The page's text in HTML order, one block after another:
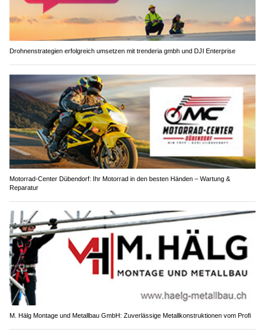
Drohnenstrategien erfolgreich umsetzen mit trenderia gmbh und DJI Enterprise
Motorrad-Center Dübendorf: Ihr Motorrad in den besten Händen – Wartung &
Reparatur
M. Hälg Montage und Metallbau GmbH: Zuverlässige Metallkonstruktionen vom Profi